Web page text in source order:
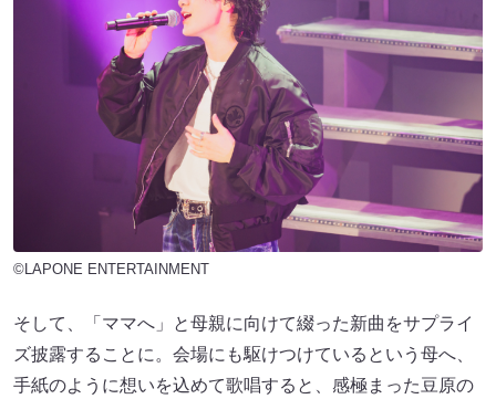
©LAPONE ENTERTAINMENT
そして、「ママへ」と母親に向けて綴った新曲をサプライ
ズ披露することに。会場にも駆けつけているという母へ、
手紙のように想いを込めて歌唱すると、感極まった豆原の